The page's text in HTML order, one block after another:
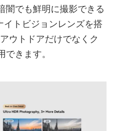
闇でも鮮明に撮影できる
トビジョンレンズを搭
ウトドアだけでなくク
できます。